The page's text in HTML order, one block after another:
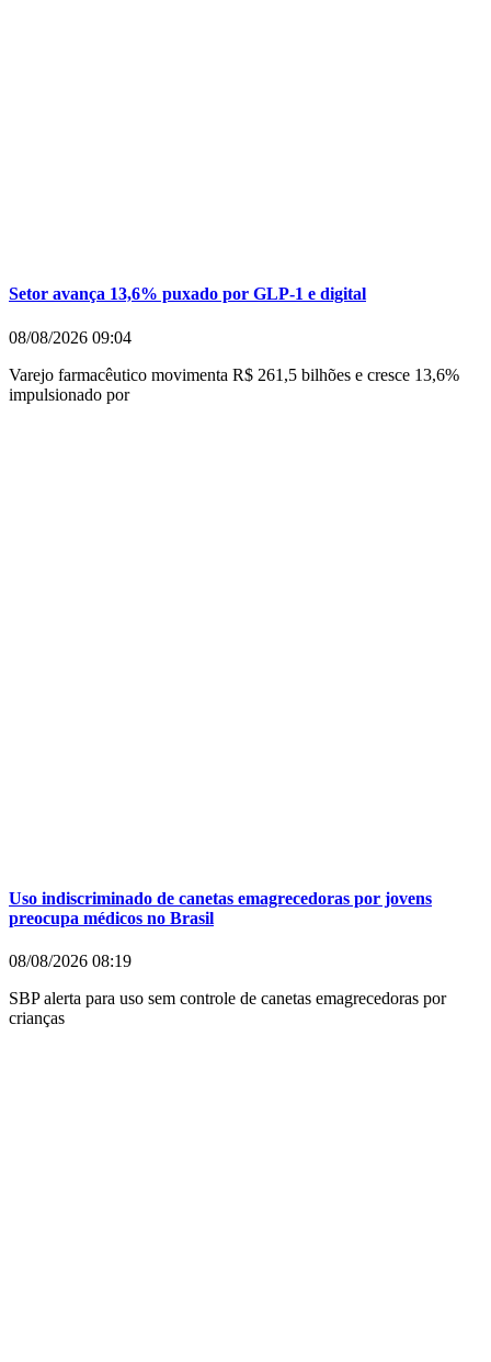
Setor avança 13,6% puxado por GLP-1 e digital
08/08/2026 09:04
Varejo farmacêutico movimenta R$ 261,5 bilhões e cresce 13,6%
impulsionado por
Uso indiscriminado de canetas emagrecedoras por jovens
preocupa médicos no Brasil
08/08/2026 08:19
SBP alerta para uso sem controle de canetas emagrecedoras por
crianças